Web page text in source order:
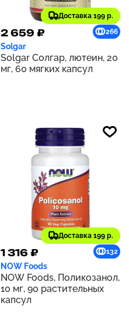
Доставка 199 р.
2 659 ₽ 266
Solgar
Solgar Солгар, лютеин, 20
мг, 60 мягких капсул
Доставка 199 р.
1 316 ₽ 132
NOW Foods
NOW Foods, Поликозанол,
10 мг, 90 растительных
капсул